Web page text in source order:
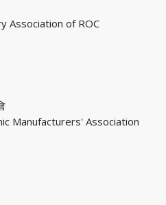
Association of ROC
Manufacturers' Association